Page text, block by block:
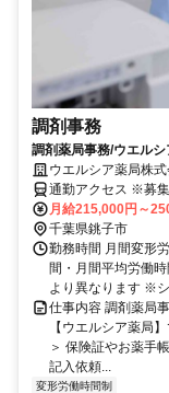
調剤事務
調剤薬局事務/ウエル
ウエルシア薬局株式
通勤アクセス ※募
で予めご了承くだ
ます ※勤務店舗の指定は出来か
選択 ＜エリア職＞
から50km圏内、通勤
ジョナル職＞ 異動
ね100km以内 ※社宅制度・赴
の店舗への異動あ
月給215,000円～
千葉県銚子市
勤務時間 月間変形
間・月間平均労働
より異なります ※
仕事内容 調剤薬局
【ウエルシア薬局
＞ 保険証やお薬手
記入依頼...
変形労働時間制